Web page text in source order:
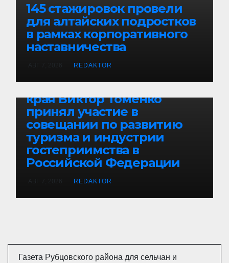
145 стажировок провели
для алтайских подростков
в рамках корпоративного
наставничества
REDAKTOR
Губернатор Алтайского
края Виктор Томенко
принял участие в
совещании по развитию
туризма и индустрии
гостеприимства в
Российской Федерации
REDAKTOR
Газета Рубцовского района для сельчан и